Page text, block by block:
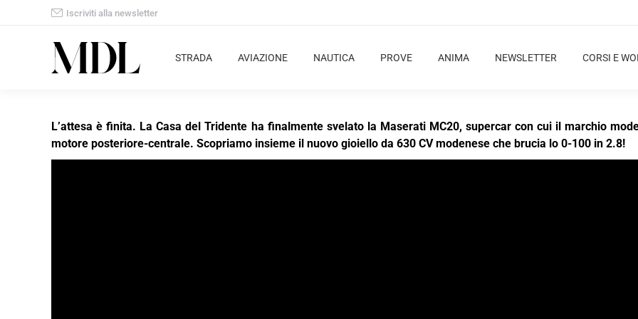
Iscriviti alla newsletter
STRADA AVIAZIONE NAUTICA PROVE ANIMA NEWSLETTER CORSI E
L’attesa è finita. La Casa del Tridente ha finalmente svelato la Maserati MC20, supercar con cui il marchio
motore posteriore-centrale. Scopriamo insieme il nuovo gioiello da 630 CV modenese che brucia lo 0-100 in 2.8!